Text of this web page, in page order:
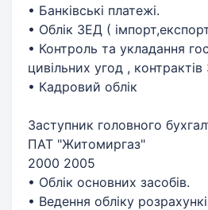
• Банківські платежі.
• Облік ЗЕД (
• Контроль та укладання
цивільних угод ,
• Кадровий облік
Заступник головного
ПАТ "Житомиргаз"
2000 2005
• Облік основних засобів.
• Ведення обліку